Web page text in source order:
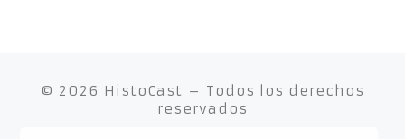
© 2026 HistoCast – Todos los derechos
reservados